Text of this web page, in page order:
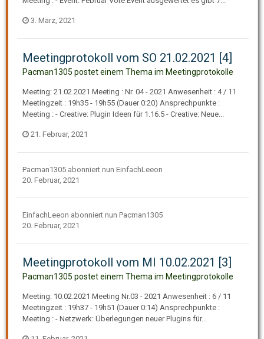
3. März, 2021
Meetingprotokoll vom SO 21.02.2021 [4]
Pacman1305 postet einem Thema im Meetingprotokolle
Meeting: 21.02.2021 Meeting : Nr. 04 - 2021 Anwesenheit : 4 / 11
Meetingzeit : 19h35 - 19h55 (Dauer 0:20) Ansprechpunkte :
Meeting : - Creative: Plugin Ideen für 1.16.5 - Creative: Neue...
21. Februar, 2021
Pacman1305 abonniert nun EinfachLeeon
20. Februar, 2021
EinfachLeeon abonniert nun Pacman1305
20. Februar, 2021
Meetingprotokoll vom MI 10.02.2021 [3]
Pacman1305 postet einem Thema im Meetingprotokolle
Meeting: 10.02.2021 Meeting Nr.03 - 2021 Anwesenheit : 6 / 11
Meetingzeit : 19h37 - 19h51 (Dauer 0:14) Ansprechpunkte :
Meeting : - Netzwerk: Überlegungen neuer Plugins für...